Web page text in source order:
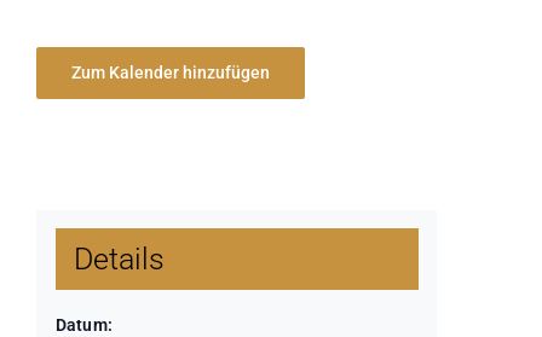
Zum Kalender hinzufügen
Details
Datum: